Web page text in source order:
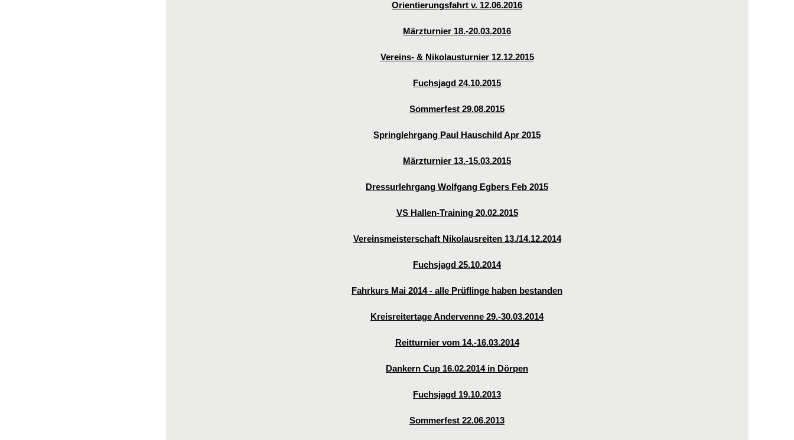
Orientierungsfahrt v. 12.06.2016
Märzturnier 18.-20.03.2016
Vereins- & Nikolausturnier 12.12.2015
Fuchsjagd 24.10.2015
Sommerfest 29.08.2015
Springlehrgang Paul Hauschild Apr 2015
Märzturnier 13.-15.03.2015
Dressurlehrgang Wolfgang Egbers Feb 2015
VS Hallen-Training 20.02.2015
Vereinsmeisterschaft Nikolausreiten 13./14.12.2014
Fuchsjagd 25.10.2014
Fahrkurs Mai 2014 - alle Prüflinge haben bestanden
Kreisreitertage Andervenne 29.-30.03.2014
Reitturnier vom 14.-16.03.2014
Dankern Cup 16.02.2014 in Dörpen
Fuchsjagd 19.10.2013
Sommerfest 22.06.2013